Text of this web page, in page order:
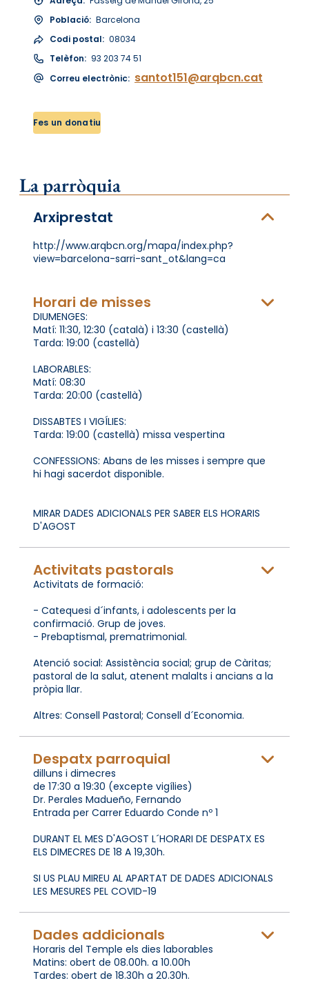
Població: Barcelona
Codi postal: 08034
Telèfon: 93 203 74 51
Correu electrònic: santot151@arqbcn.cat
Fes un donatiu
La parròquia
Arxiprestat
http://www.arqbcn.org/mapa/index.php?
view=barcelona-sarri-sant_ot&lang=ca
Horari de misses
DIUMENGES:
Matí: 11:30, 12:30 (català) i 13:30 (castellà)
Tarda: 19:00 (castellà)
LABORABLES:
Matí: 08:30
Tarda: 20:00 (castellà)
DISSABTES I VIGÍLIES:
Tarda: 19:00 (castellà) missa vespertina
CONFESSIONS: Abans de les misses i sempre que
hi hagi sacerdot disponible.
MIRAR DADES ADICIONALS PER SABER ELS HORARIS
D'AGOST
Activitats pastorals
Activitats de formació:
- Catequesi d´infants, i adolescents per la
confirmació. Grup de joves.
- Prebaptismal, prematrimonial.
Atenció social: Assistència social; grup de Càritas;
pastoral de la salut, atenent malalts i ancians a la
pròpia llar.
Altres: Consell Pastoral; Consell d´Economia.
Despatx parroquial
dilluns i dimecres
de 17:30 a 19:30 (excepte vigílies)
Dr. Perales Madueño, Fernando
Entrada per Carrer Eduardo Conde nº 1
DURANT EL MES D'AGOST L´HORARI DE DESPATX ES
ELS DIMECRES DE 18 A 19,30h.
SI US PLAU MIREU AL APARTAT DE DADES ADICIONALS
LES MESURES PEL COVID-19
Dades addicionals
Horaris del Temple els dies laborables
Matins: obert de 08.00h. a 10.00h
Tardes: obert de 18.30h a 20.30h.